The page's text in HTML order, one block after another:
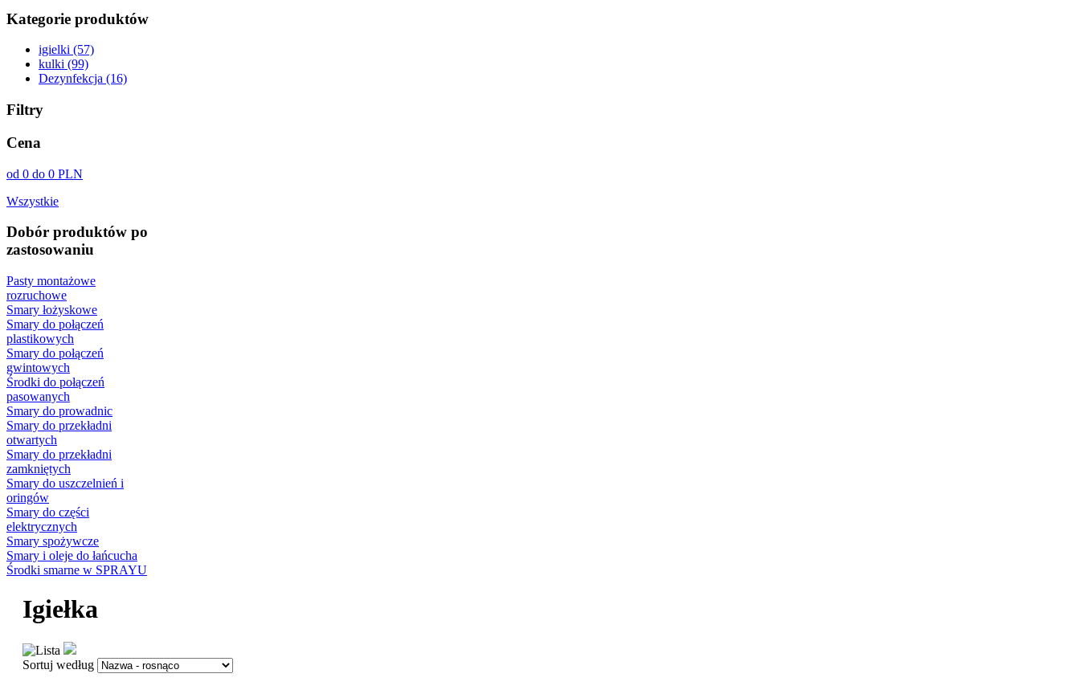
Kategorie produktów
igielki (57)
kulki (99)
Dezynfekcja (16)
Filtry
Cena
od 0 do 0 PLN
Wszystkie
Dobór produktów po
zastosowaniu
Pasty montażowe
rozruchowe
Smary łożyskowe
Smary do połączeń
plastikowych
Smary do połączeń
gwintowych
Środki do połączeń
pasowanych
Smary do prowadnic
Smary do przekładni
otwartych
Smary do przekładni
zamkniętych
Smary do uszczelnień i
oringów
Smary do części
elektrycznych
Smary spożywcze
Smary i oleje do łańcucha
Środki smarne w SPRAYU
Igiełka
Sortuj według